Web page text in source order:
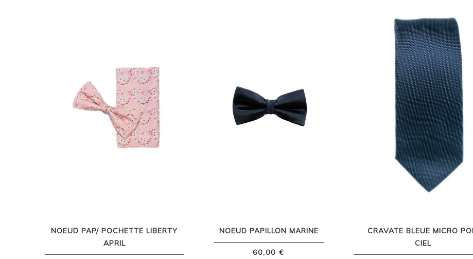
NOEUD PAP/ POCHETTE LIBERTY
APRIL
NOEUD PAPILLON MARINE
60,00 €
CRAVATE BLEUE MICRO
CIEL